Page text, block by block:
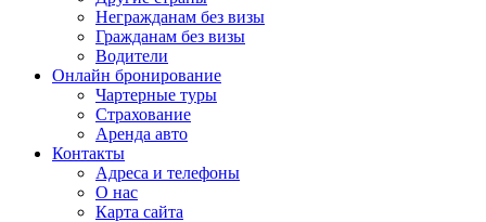
Негражданам без визы
Гражданам без визы
Водители
Онлайн бронирование
Чартерные туры
Страхование
Аренда авто
Контакты
Адреса и телефоны
О нас
Карта сайта